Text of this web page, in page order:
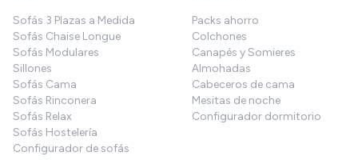
Sofás 3 Plazas a Medida
Sofás Chaise Longue
Sofás Modulares
Sillones
Sofás Cama
Sofás Rinconera
Sofás Relax
Sofás Hostelería
Configurador de sofás
Packs ahorro
Colchones
Canapés y Somieres
Almohadas
Cabeceros de cama
Mesitas de noche
Configurador dormitorio